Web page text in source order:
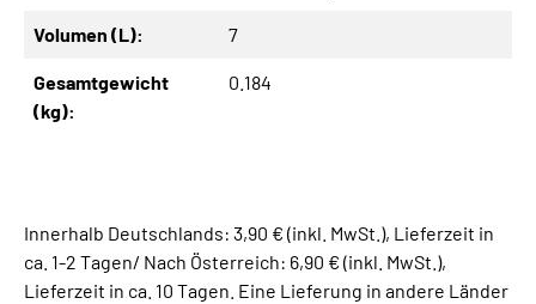
Volumen (L): 7
Gesamtgewicht
(kg):
0.184
Innerhalb Deutschlands: 3,90 € (inkl. MwSt.), Lieferzeit in
ca. 1-2 Tagen/ Nach Österreich: 6,90 € (inkl. MwSt.),
Lieferzeit in ca. 10 Tagen. Eine Lieferung in andere Länder